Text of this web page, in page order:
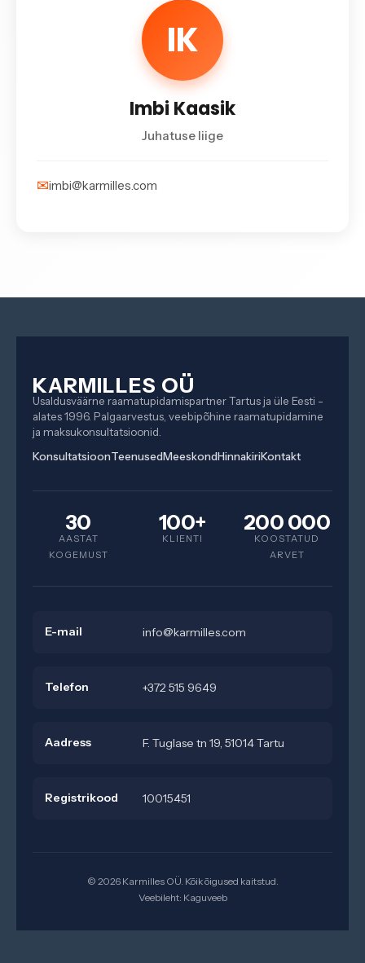
IK
Imbi Kaasik
Juhatuse liige
✉imbi@karmilles.com
KARMILLES OÜ
Usaldusväärne raamatupidamispartner Tartus ja üle Eesti -
alates 1996. Palgaarvestus, veebipõhine raamatupidamine
ja maksukonsultatsioonid.
KonsultatsioonTeenusedMeeskondHinnakiriKontakt
30
AASTAT
KOGEMUST
100+
KLIENTI
200 000
KOOSTATUD
ARVET
E-mail info@karmilles.com
Telefon +372 515 9649
Aadress F. Tuglase tn 19, 51014 Tartu
Registrikood 10015451
© 2026 Karmilles OÜ. Kõik õigused kaitstud.
Veebileht: Kaguveeb